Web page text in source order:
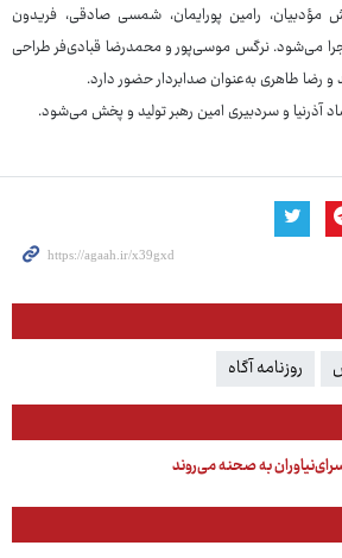
مؤدبیان، رامین پورایمان، شمسی صادقی، فریدون
می‌شود. نرگس موسی‌پور و محمدرضا قبادی‌فر طراحی
و رضا طاهری به‌عنوان صدابردار حضور دارد.
آذرنیا و سردبیری امین رهبر تولید و پخش می‌شود.
روزنامه آگاه
به صحنه می‌روند